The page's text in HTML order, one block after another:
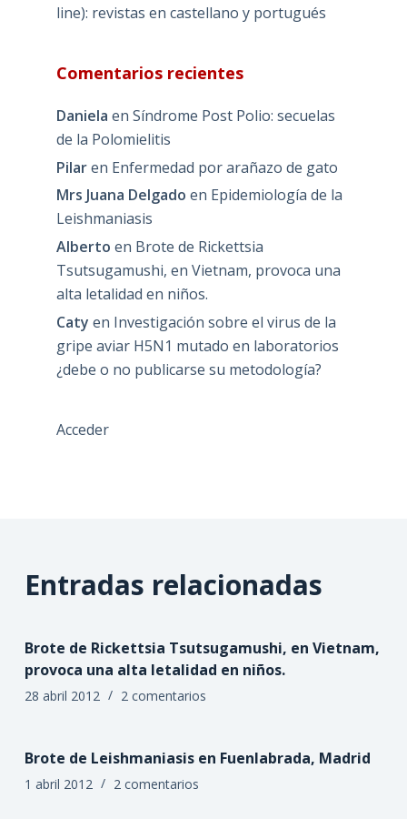
line): revistas en castellano y portugués
Comentarios recientes
Daniela en Síndrome Post Polio: secuelas
de la Polomielitis
Pilaren Enfermedad por arañazo de gato
Mrs Juana Delgado en Epidemiología de la
Leishmaniasis
Alberto en Brote de Rickettsia
Tsutsugamushi, en Vietnam, provoca una
alta letalidad en niños.
Caty en Investigación sobre el virus de la
gripe aviar H5N1 mutado en laboratorios
¿debe o no publicarse su metodología?
Acceder
Entradas relacionadas
Brote de Rickettsia Tsutsugamushi, en Vietnam,
provoca una alta letalidad en niños.
28 abril 2012 2 comentarios
Brote de Leishmaniasis en Fuenlabrada, Madrid
1 abril 2012 2 comentarios